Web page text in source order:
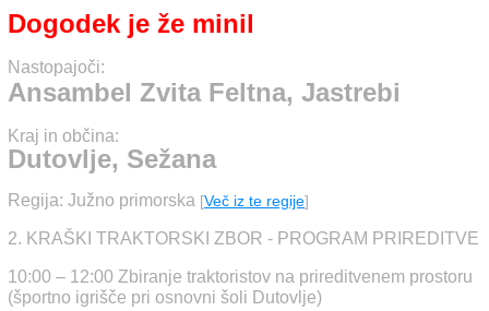
Dogodek je že minil
Nastopajoči:
Ansambel Zvita Feltna, Jastrebi
Kraj in občina:
Dutovlje, Sežana
Regija: Južno primorska [Več iz te regije]
2. KRAŠKI TRAKTORSKI ZBOR - PROGRAM PRIREDITVE
10:00 – 12:00 Zbiranje traktoristov na prireditvenem prostoru
(športno igrišče pri osnovni šoli Dutovlje)